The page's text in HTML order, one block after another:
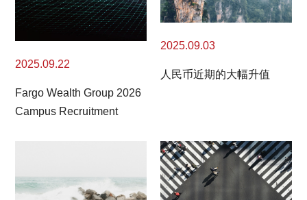
2025.09.22
Fargo Wealth Group 2026
Campus Recruitment
2025.09.03
人民币近期的大幅升值